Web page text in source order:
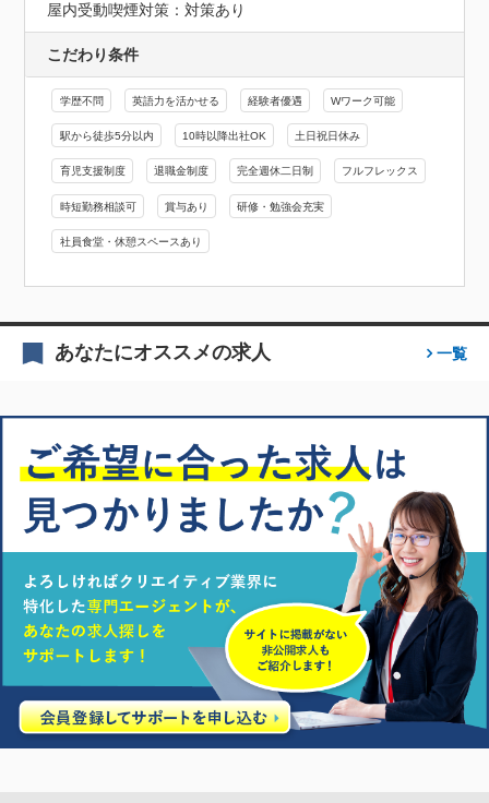
屋内受動喫煙対策：対策あり
こだわり条件
学歴不問 英語力を活かせる 経験者優遇 Wワーク可能
駅から徒歩5分以内 10時以降出社OK 土日祝日休み
育児支援制度 退職金制度 完全週休二日制 フルフレックス
時短勤務相談可 賞与あり 研修・勉強会充実
社員食堂・休憩スペースあり
あなたにオススメの求人 一覧